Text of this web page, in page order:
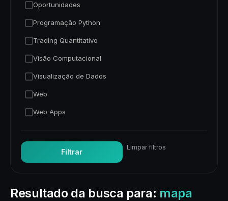
Resultado da busca para: mapa
Oportunidades
Programação Python
Trading Quantitativo
Visão Computacional
Visualização de Dados
Web
Web Apps
Filtrar
Limpar filtros